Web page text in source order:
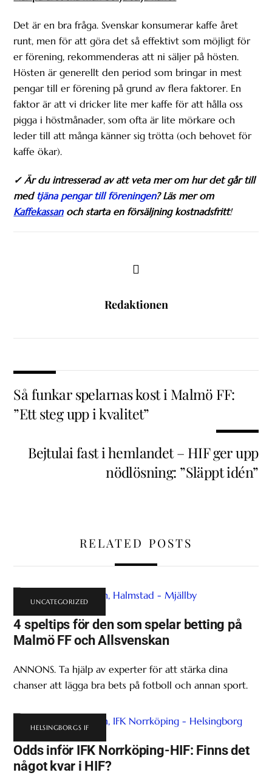
Det är en bra fråga. Svenskar konsumerar kaffe året
runt, men för att göra det så effektivt som möjligt för
er förening, rekommenderas att ni säljer på hösten.
Hösten är generellt den period som bringar in mest
pengar till er förening på grund av flera faktorer. En
faktor är att vi dricker lite mer kaffe för att hålla oss
pigga i höstmånader, som ofta är lite mörkare och
leder till att många känner sig trötta (och behovet för
kaffe ökar).
✓ Är du intresserad av att veta mer om hur det går till
med tjäna pengar till föreningen? Läs mer om
Kaffekassanoch starta en försäljning kostnadsfritt!
Redaktionen
Så funkar spelarnas kost i Malmö FF:
”Ett steg upp i kvalitet”
Bejtulai fast i hemlandet – HIF ger upp
nödlösning: ”Släppt idén”
RELATED POSTS
UNCATEGORIZED
4 speltips för den som spelar betting på
Malmö FF och Allsvenskan
ANNONS. Ta hjälp av experter för att stärka dina
chanser att lägga bra bets på fotboll och annan sport.
HELSINGBORGS IF
Odds inför IFK Norrköping-HIF: Finns det
något kvar i HIF?